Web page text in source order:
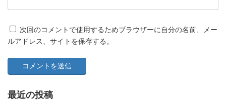
次回のコメントで使用するためブラウザーに自分の名前、メー
ルアドレス、サイトを保存する。
最近の投稿